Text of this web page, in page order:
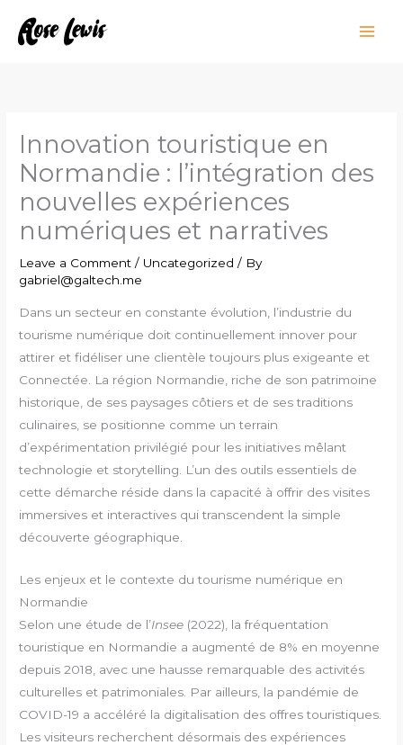
Innovation touristique en
Normandie : l’intégration des
nouvelles expériences
numériques et narratives
Leave a Comment / Uncategorized / By
gabriel@galtech.me
Dans un secteur en constante évolution, l’industrie du
tourisme numérique doit continuellement innover pour
attirer et fidéliser une clientèle toujours plus exigeante et
Connectée. La région Normandie, riche de son patrimoine
historique, de ses paysages côtiers et de ses traditions
culinaires, se positionne comme un terrain
d’expérimentation privilégié pour les initiatives mêlant
technologie et storytelling. L’un des outils essentiels de
cette démarche réside dans la capacité à offrir des visites
immersives et interactives qui transcendent la simple
découverte géographique.
Les enjeux et le contexte du tourisme numérique en
Normandie
Selon une étude de l’Insee (2022), la fréquentation
touristique en Normandie a augmenté de 8% en moyenne
depuis 2018, avec une hausse remarquable des activités
culturelles et patrimoniales. Par ailleurs, la pandémie de
COVID-19 a accéléré la digitalisation des offres touristiques.
Les visiteurs recherchent désormais des expériences